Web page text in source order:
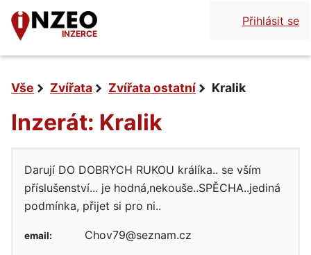
INZERCE
Přihlásit se
Vše Zvířata Zvířata ostatní Kralik
Inzerát: Kralik
Darují DO DOBRYCH RUKOU králíka.. se vším
příslušenství... je hodná,nekouše..SPĚCHA..jediná
podmínka, přijet si pro ni..
email: Chov79@seznam.cz